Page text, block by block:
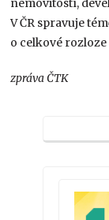
V ČR spravuje
o celkové
zpráva ČTK